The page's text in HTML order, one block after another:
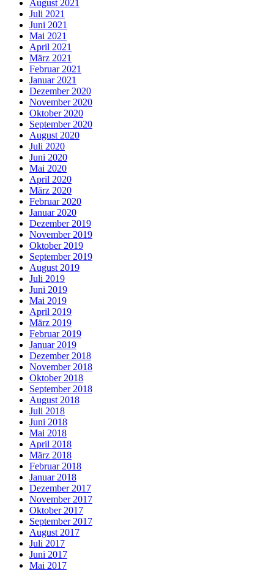
August 2021
Juli 2021
Juni 2021
Mai 2021
April 2021
März 2021
Februar 2021
Januar 2021
Dezember 2020
November 2020
Oktober 2020
September 2020
August 2020
Juli 2020
Juni 2020
Mai 2020
April 2020
März 2020
Februar 2020
Januar 2020
Dezember 2019
November 2019
Oktober 2019
September 2019
August 2019
Juli 2019
Juni 2019
Mai 2019
April 2019
März 2019
Februar 2019
Januar 2019
Dezember 2018
November 2018
Oktober 2018
September 2018
August 2018
Juli 2018
Juni 2018
Mai 2018
April 2018
März 2018
Februar 2018
Januar 2018
Dezember 2017
November 2017
Oktober 2017
September 2017
August 2017
Juli 2017
Juni 2017
Mai 2017